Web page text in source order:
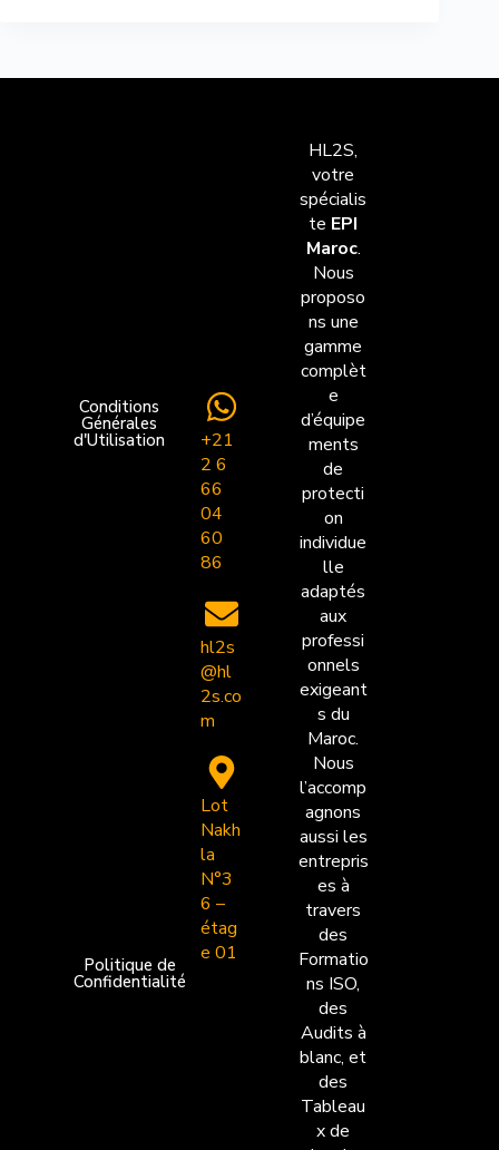
HL2S,
votre
spécialis
te EPI
Maroc.
Nous
proposo
ns une
gamme
complèt
e
d’équipe
ments
de
protecti
on
individue
lle
adaptés
aux
professi
onnels
exigeant
s du
Maroc.
Nous
l’accomp
agnons
aussi les
entrepris
es à
travers
des
Formatio
ns ISO,
des
Audits à
blanc, et
des
Tableau
x de
+21
2 6
66
04
60
86
hl2s
@hl
2s.co
m
Lot
Nakh
la
N°3
6 –
étag
e 01
Conditions
Générales
d'Utilisation
Politique de
Confidentialité